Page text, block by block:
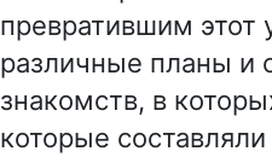
превратившим этот
различные планы и
знакомств, в
которые